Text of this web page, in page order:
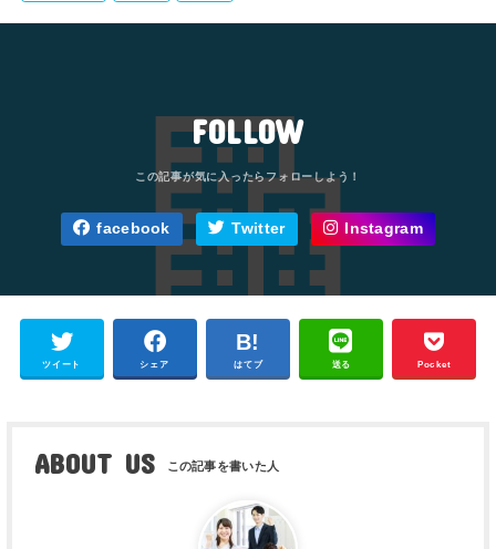
FOLLOW
facebook Twitter Instagram
ツイート シェア はてブ 送る Pocket
ABOUT US